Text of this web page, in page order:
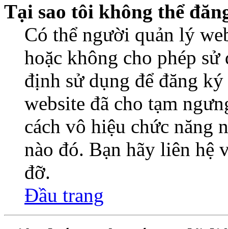
Tại sao tôi không thể
Có thể người quản lý
hoặc không cho phép
định sử dụng để đăng
website đã cho tạm
cách vô hiệu chức năng
nào đó. Bạn hãy liên hệ
đỡ.
Đầu trang